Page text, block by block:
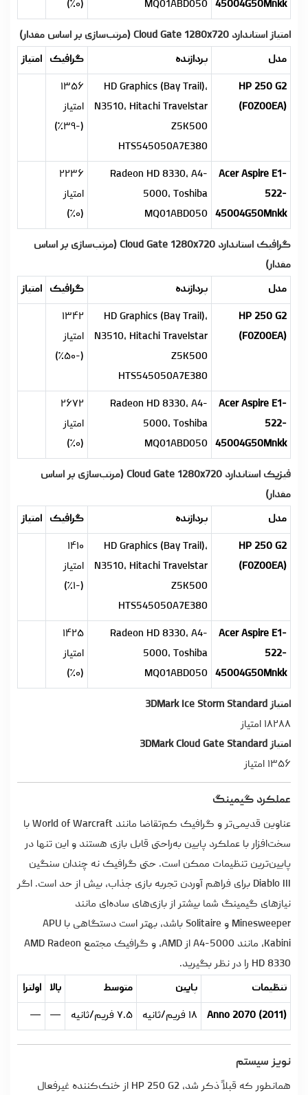
45004G50Mnkk
MQ01ABD050 (۰٪)
امتیاز استاندارد Cloud Gate 1280x720 (مرتب‌سازی بر اساس مقدار)
مدل
پردازنده گرافیک امتیاز
HP 250 G2
(F0Z00EA)
HD Graphics (Bay Trail),
N3510, Hitachi Travelstar
Z5K500
HTS545050A7E380
۱۳۵۶
امتیاز
(-۳۹٪)
Acer Aspire E1-
522-
45004G50Mnkk
Radeon HD 8330, A4-
5000, Toshiba
MQ01ABD050
۲۲۳۶
امتیاز
(۰٪)
گرافیک استاندارد Cloud Gate 1280x720 (مرتب‌سازی بر اساس
مقدار)
مدل
پردازنده گرافیک امتیاز
HP 250 G2
(F0Z00EA)
HD Graphics (Bay Trail),
N3510, Hitachi Travelstar
Z5K500
HTS545050A7E380
۱۳۴۲
امتیاز
(-۵۰٪)
Acer Aspire E1-
522-
45004G50Mnkk
Radeon HD 8330, A4-
5000, Toshiba
MQ01ABD050
۲۶۷۲
امتیاز
(۰٪)
فیزیک استاندارد Cloud Gate 1280x720 (مرتب‌سازی بر اساس
مقدار)
مدل
پردازنده گرافیک امتیاز
HP 250 G2
(F0Z00EA)
HD Graphics (Bay Trail),
N3510, Hitachi Travelstar
Z5K500
HTS545050A7E380
۱۴۱۰
امتیاز
(-۱٪)
Acer Aspire E1-
522-
45004G50Mnkk
Radeon HD 8330, A4-
5000, Toshiba
MQ01ABD050
۱۴۲۵
امتیاز
(۰٪)
امتیاز 3DMark Ice Storm Standard
۱۸۲۸۸ امتیاز
امتیاز 3DMark Cloud Gate Standard
۱۳۵۶ امتیاز
عملکرد گیمینگ
عناوین قدیمی‌تر و گرافیک کم‌تقاضا مانند World of Warcraft با
سخت‌افزار با عملکرد پایین به‌راحتی قابل بازی هستند و این تنها در
پایین‌ترین تنظیمات ممکن است. حتی گرافیک نه چندان سنگین
Diablo III برای فراهم آوردن تجربه بازی جذاب، بیش از حد است. اگر
نیازهای گیمینگ شما بیشتر از بازی‌های ساده‌ای مانند
Minesweeper و Solitaire باشد، بهتر است دستگاهی با APU
Kabini، مانند A4-5000 از AMD، و گرافیک مجتمع AMD Radeon
HD 8330 را در نظر بگیرید.
تنظیمات
پایین متوسط بالا اولترا
Anno 2070 (2011)
۱۸ فریم/ثانیه ۷.۵ فریم/ثانیه —
—
نویز سیستم
همانطور که قبلاً ذکر شد، HP 250 G2 از خنک‌کننده غیرفعال